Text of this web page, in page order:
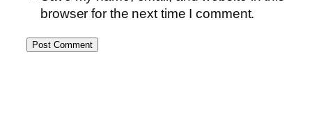
browser for the next time I comment.